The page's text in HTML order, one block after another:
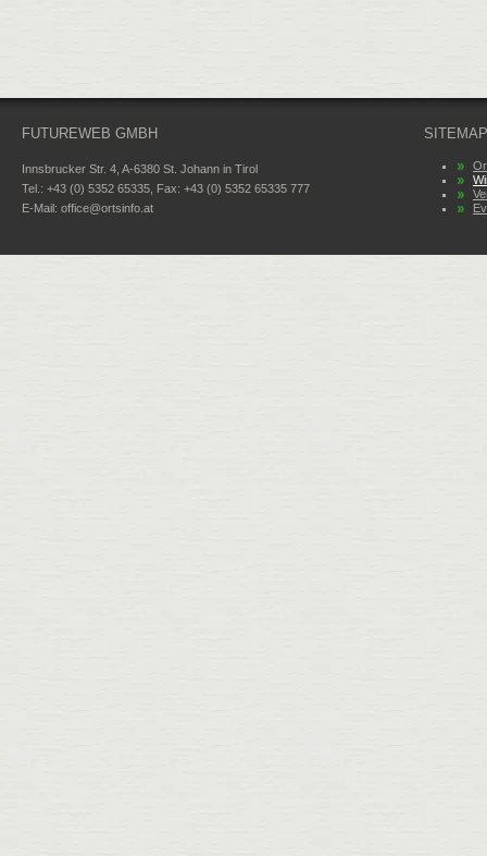
FUTUREWEB GMBH
Innsbrucker Str. 4, A-6380 St. Johann in Tirol
Tel.: +43 (0) 5352 65335, Fax: +43 (0) 5352 65335 777
E-Mail: office@ortsinfo.at
SITEMAP